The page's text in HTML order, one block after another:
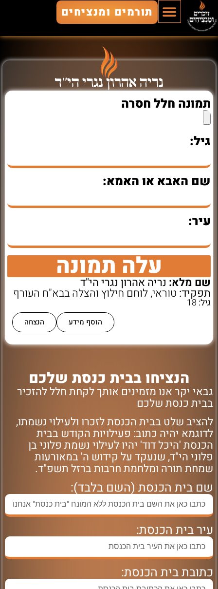
תורמים ומנציחים
נריה אהרון נגרי הי"ד
תמונה חלל חסרה
גיל:
שם האבא או האמא:
עיר:
עלה תמונה
שם מלא:נריה אהרון נגרי הי"ד
תפקיד: טוראי, לוחם חילוץ והצלה בבא"ח העורף
גיל: 18
הוסף מידע הנצחה
הנציחו בבית כנסת שלכם
גבאי יקר אנו מזמינים אותך לקחת חלל להזכיר
בבית כנסת שלכם
להציב שלט בבית הכנסת לזכרו ולעילוי נשמתו,
לדוגמא יהיה כתוב: פעילויות הקודש בבית
הכנסת 'היכל דוד' יהיו לעילוי נשמת פלוני בן
פלוני הי"ד, שנעקד על קידוש ה' במאורעות
שמחת תורה ומלחמת חרבות ברזל תשפ"ד.
שם בית הכנסת (השם בלבד):
עיר בית הכנסת:
כתובת בית הכנסת: